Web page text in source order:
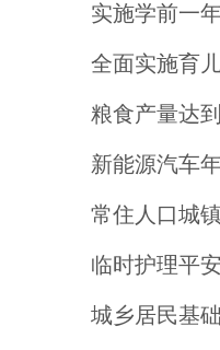
实施学前一
全面实施育
粮食产量达
新能源汽车
常住人口城
临时护理平
城乡居民基